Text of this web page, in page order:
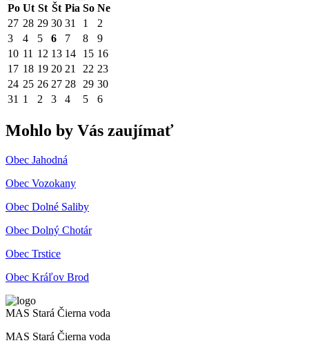
Po Ut St Št Pia So Ne
27 28 29 30 31 1
2
3
4 5 6 7 8
9
10 11 12 13 14 15 16
17 18 19 20 21 22 23
24 25 26 27 28 29 30
31 1 2 3 4 5 6
Mohlo by Vás zaujímať
Obec Jahodná
Obec Vozokany
Obec Dolné Saliby
Obec Dolný Chotár
Obec Trstice
Obec Kráľov Brod
MAS Stará Čierna voda
MAS Stará Čierna voda